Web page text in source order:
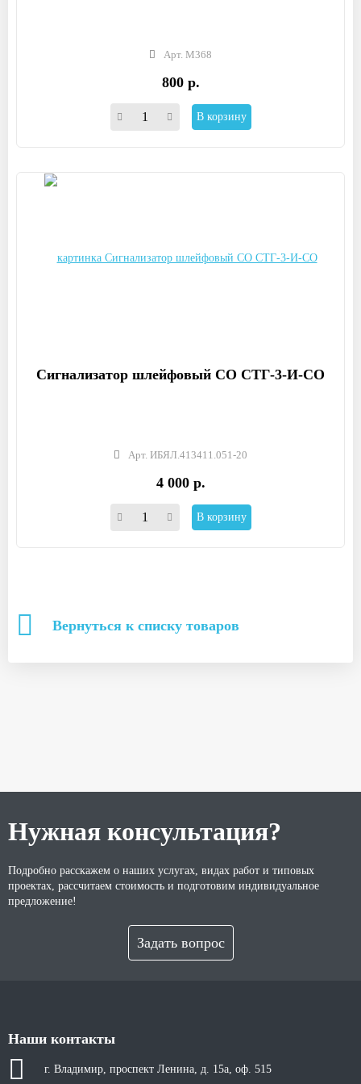
Арт. М368
800 р.
В корзину
Сигнализатор шлейфовый СО СТГ-3-И-СО
Арт. ИБЯЛ.413411.051-20
4 000 р.
В корзину
Вернуться к списку товаров
Нужная консультация?
Подробно расскажем о наших услугах, видах работ и типовых
проектах, рассчитаем стоимость и подготовим индивидуальное
предложение!
Задать вопрос
Наши контакты
г. Владимир, проспект Ленина, д. 15а, оф. 515